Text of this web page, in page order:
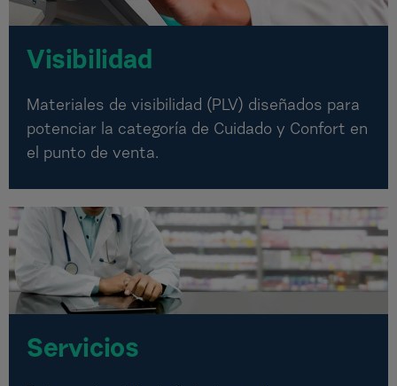
Visibilidad
Materiales de visibilidad (PLV) diseñados para
potenciar la categoría de Cuidado y Confort en
el punto de venta.
Servicios